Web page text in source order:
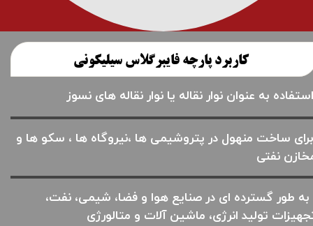
استفاده به عنوان نوار نقاله یا نوار نقاله های نسوز
برای ساخت منهول در پتروشیمی ها ،نیروگاه ها ، سکو ها و
نفتی
به طور گسترده ای در صنایع هوا و فضا، شیمی، نفت،
تولید انرژی، ماشین آلات و متالورژی
کاربرد پارچه فایبرگلاس سیلیکونی